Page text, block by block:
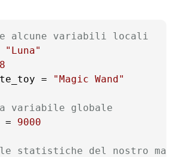
alcune variabili locali
"Luna"
8
= "Magic Wand"
variabile globale
= 9000
le statistiche del nostro